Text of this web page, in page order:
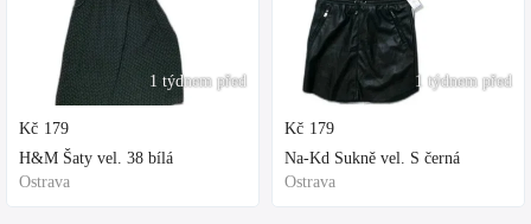
1 týdnem před
Kč 179
H&M Šaty vel. 38 bílá
Ostrava
1 týdnem před
Kč 179
Na-Kd Sukně vel. S černá
Ostrava